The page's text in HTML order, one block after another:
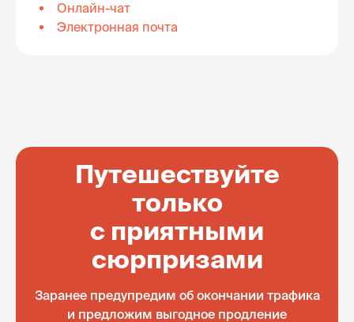
Онлайн-чат
Электронная почта
Путешествуйте
только
с приятными
сюрпризами
Заранее предупредим об окончании трафика
и предложим выгодное продление